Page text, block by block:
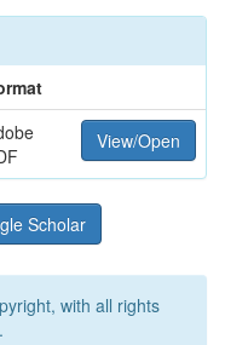
View/Open
Scholar
with all rights